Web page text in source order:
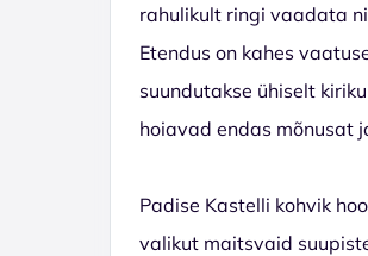
rahulikult ringi vaadata
Etendus on kahes
suundutakse ühiselt
hoiavad endas mõnusat
Padise Kastelli kohvik
valikut maitsvaid